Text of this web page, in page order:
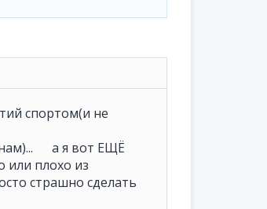
спортом(и не
а я вот ЕЩЁ
или плохо из
страшно сделать